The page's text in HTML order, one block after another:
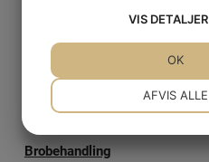
Tandfyldninger/karies
Rodbehandling
Kronebehandling
Brobehandling
VIS DETALJER
MARKETING
AFVIS ALLE
OK